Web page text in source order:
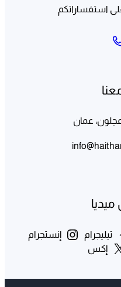
تيليجرام
إنستجرام
إكس
؟